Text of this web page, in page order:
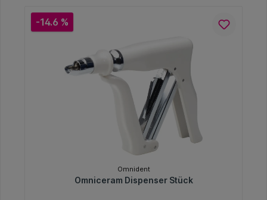
-14.6 %
Omnident
Omniceram Dispenser Stück